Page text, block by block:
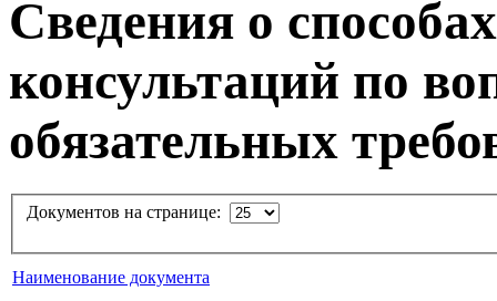
Сведения о
консультаций по
обязательных
Документов на странице:
Наименование документа